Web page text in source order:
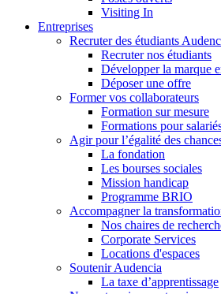
Visiting In
Entreprises
Recruter des étudiants
Recruter nos étudiants
Développer la marque
Déposer une offre
Former vos collaborateurs
Formation sur mesure
Formations pour
Agir pour l’égalité des
La fondation
Les bourses sociales
Mission handicap
Programme BRIO
Accompagner la
Nos chaires de
Corporate Services
Locations d'espaces
Soutenir Audencia
La taxe d’apprentissage